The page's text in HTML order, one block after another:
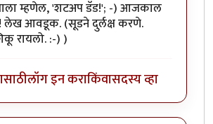
म्हणेल, 'शटअप डॅड!'; -) आजकाल
लेख आवडूक. (सूडने दुर्लक्ष करणे.
रायलो. :-) )
लॉग इन कराकिंवासदस्य व्हा